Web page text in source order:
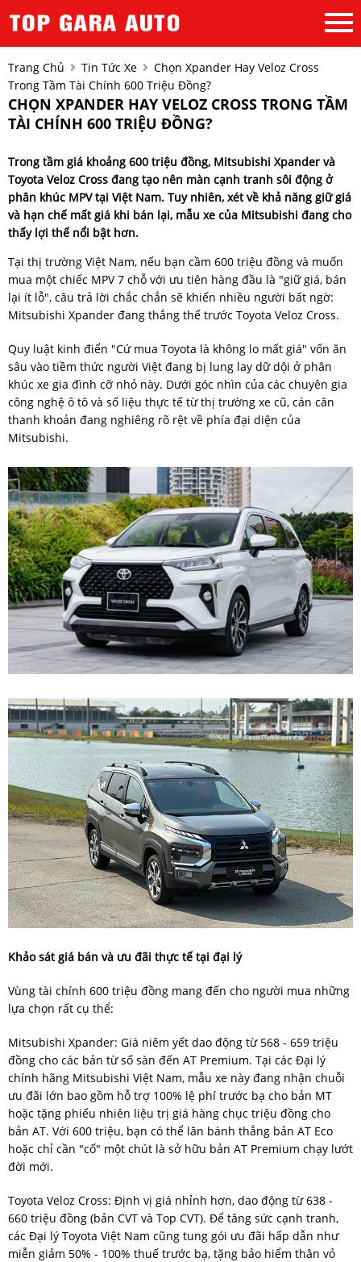
Trang Chủ Tin Tức Xe
Chọn Xpander Hay Veloz Cross
Trong Tầm Tài Chính 600 Triệu Đồng?
CHỌN XPANDER HAY VELOZ CROSS TRONG TẦM
TÀI CHÍNH 600 TRIỆU ĐỒNG?
Trong tầm giá khoảng 600 triệu đồng, Mitsubishi Xpander và
Toyota Veloz Cross đang tạo nên màn cạnh tranh sôi động ở
phân khúc MPV tại Việt Nam. Tuy nhiên, xét về khả năng giữ giá
và hạn chế mất giá khi bán lại, mẫu xe của Mitsubishi đang cho
thấy lợi thế nổi bật hơn.
Tại thị trường Việt Nam, nếu bạn cầm 600 triệu đồng và muốn
mua một chiếc MPV 7 chỗ với ưu tiên hàng đầu là "giữ giá, bán
lại ít lỗ", câu trả lời chắc chắn sẽ khiến nhiều người bất ngờ:
Mitsubishi Xpander đang thắng thế trước Toyota Veloz Cross.
Quy luật kinh điển "Cứ mua Toyota là không lo mất giá" vốn ăn
sâu vào tiềm thức người Việt đang bị lung lay dữ dội ở phân
khúc xe gia đình cỡ nhỏ này. Dưới góc nhìn của các chuyên gia
công nghệ ô tô và số liệu thực tế từ thị trường xe cũ, cán cân
thanh khoản đang nghiêng rõ rệt về phía đại diện của
Mitsubishi.
Khảo sát giá bán và ưu đãi thực tế tại đại lý
Vùng tài chính 600 triệu đồng mang đến cho người mua những
lựa chọn rất cụ thể:
Mitsubishi Xpander: Giá niêm yết dao động từ 568 - 659 triệu
đồng cho các bản từ số sàn đến AT Premium. Tại các Đại lý
chính hãng Mitsubishi Việt Nam, mẫu xe này đang nhận chuỗi
ưu đãi lớn bao gồm hỗ trợ 100% lệ phí trước bạ cho bản MT
hoặc tặng phiếu nhiên liệu trị giá hàng chục triệu đồng cho
bản AT. Với 600 triệu, bạn có thể lăn bánh thẳng bản AT Eco
hoặc chỉ cần "cố" một chút là sở hữu bản AT Premium chạy lướt
đời mới.
Toyota Veloz Cross: Định vị giá nhỉnh hơn, dao động từ 638 -
660 triệu đồng (bản CVT và Top CVT). Để tăng sức cạnh tranh,
các Đại lý Toyota Việt Nam cũng tung gói ưu đãi hấp dẫn như
miễn giảm 50% - 100% thuế trước bạ, tặng bảo hiểm thân vỏ